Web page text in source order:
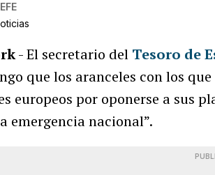
- El secretario del Tesoro de
que los aranceles con los
europeos por oponerse a sus
emergencia nacional”.